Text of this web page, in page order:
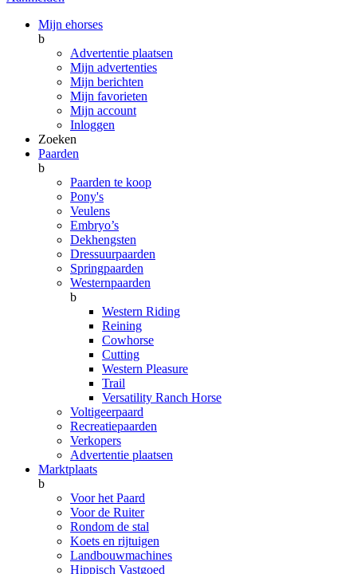
Mijn ehorses
b
Advertentie plaatsen
Mijn advertenties
Mijn berichten
Mijn favorieten
Mijn account
Inloggen
Zoeken
Paarden
b
Paarden te koop
Pony's
Veulens
Embryo’s
Dekhengsten
Dressuurpaarden
Springpaarden
Westernpaarden
b
Western Riding
Reining
Cowhorse
Cutting
Western Pleasure
Trail
Versatility Ranch Horse
Voltigeerpaard
Recreatiepaarden
Verkopers
Advertentie plaatsen
Marktplaats
b
Voor het Paard
Voor de Ruiter
Rondom de stal
Koets en rijtuigen
Landbouwmachines
Hippisch Vastgoed